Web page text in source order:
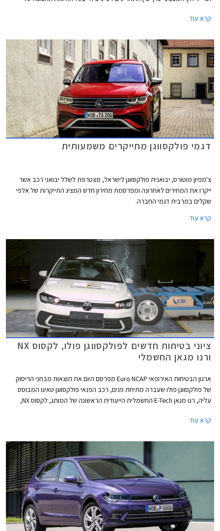
קרא עוד
דגמי פולקסווגן מתייקרים משמעותית
צ'מפיון מוטורס, יבואנית פולקסווגן לישראל, מצטרפת לשלל יבואני רכב אשר
ייקרו את המחירים לאחרונה ומפרסמת מחירון חדש המציג התייקרות של אלפי
שקלים במרבית דגמי החברה.
קרא עוד
ציוני בטיחות חדשים לפולקסווגן פולו, לקסוס NX
ורנו מגאן החשמלי
ארגון הבטיחות האירופאי Euro NCAP מפרסם היום את תוצאות מבחני הריסוק
של פולקסווגן פולו שעברה מתיחת פנים, רכב הפנאי פולקסווגן טאיגו המבוסס
עליה, רנו מגאן E-Tech החשמלית הייעודית הראשונה של המותג, לקסוס NX,
קרא עוד